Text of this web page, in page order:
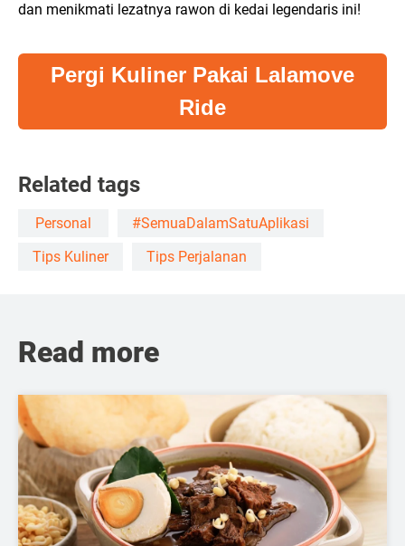
dan menikmati lezatnya rawon di kedai legendaris ini!
Pergi Kuliner Pakai Lalamove
Ride
Related tags
Personal
#SemuaDalamSatuAplikasi
Tips Kuliner
Tips Perjalanan
Read more